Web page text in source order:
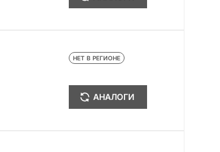
НЕТ В РЕГИОНЕ
АНАЛОГИ